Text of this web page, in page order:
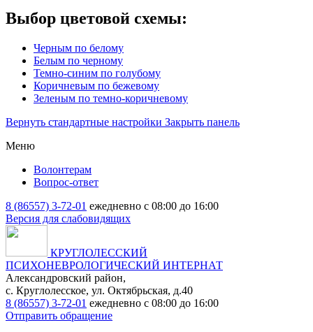
Выбор цветовой схемы:
Черным по белому
Белым по черному
Темно-синим по голубому
Коричневым по бежевому
Зеленым по темно-коричневому
Вернуть стандартные настройки Закрыть панель
Меню
Волонтерам
Вопрос-ответ
8 (86557) 3-72-01 ежедневно с 08:00 до 16:00
Версия для слабовидящих
КРУГЛОЛЕССКИЙ
ПСИХОНЕВРОЛОГИЧЕСКИЙ ИНТЕРНАТ
Александровский район,
с. Круглолесское, ул. Октябрьская, д.40
8 (86557) 3-72-01 ежедневно с 08:00 до 16:00
Отправить обращение